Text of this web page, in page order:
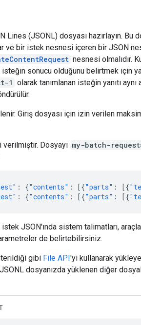
Lines (JSONL) dosyası hazırlayın. Bu
ve bir istek nesnesi içeren bir JSON
nesnesi olmalıdır.
isteğin sonucu olduğunu belirtmek için
1 olarak tanımlanan isteğin yanıtı aynı
Giriş dosyası için izin verilen
verilmiştir. Dosyayı my-batch-
: {"contents" : [{"parts" : [{
: {"contents" : [{"parts" : [{
JSON'ında sistem talimatları,
de belirtebilirsiniz.
gibi File API'yi kullanarak
dosyanızda yüklenen diğer